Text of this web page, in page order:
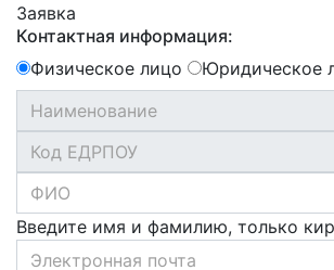
Заявка
Контактная информация:
Физическое лицо
Юридическое
Введите имя и фамилию, только